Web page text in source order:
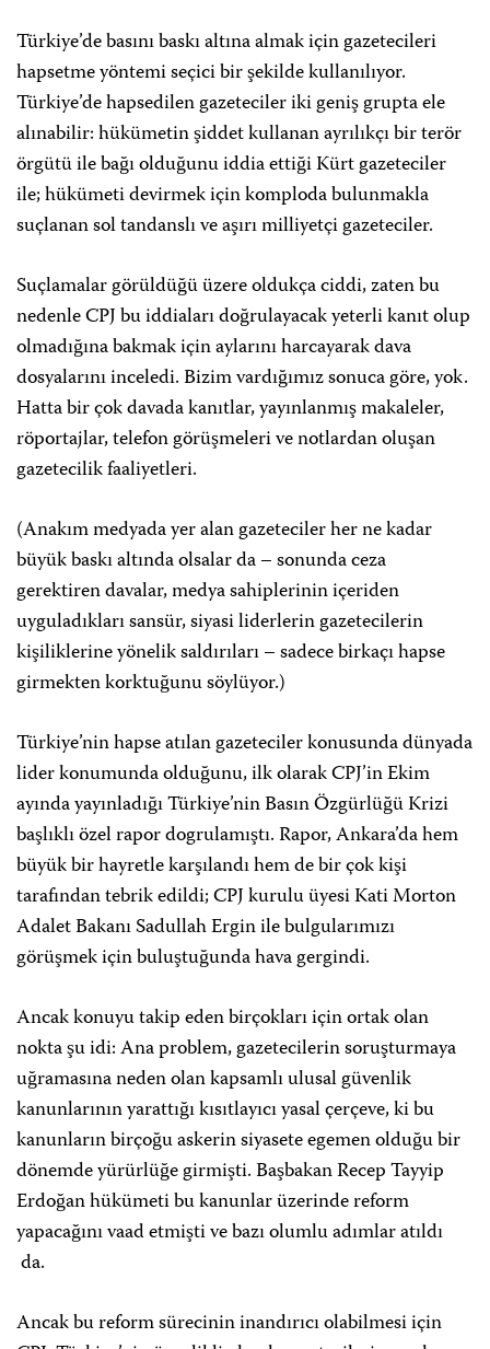
Türkiye’de basını baskı altına almak için gazetecileri
hapsetme yöntemi seçici bir şekilde kullanılıyor.
Türkiye’de hapsedilen gazeteciler iki geniş grupta ele
alınabilir: hükümetin şiddet kullanan ayrılıkçı bir terör
örgütü ile bağı olduğunu iddia ettiği Kürt gazeteciler
ile; hükümeti devirmek için komploda bulunmakla
suçlanan sol tandanslı ve aşırı milliyetçi gazeteciler.
Suçlamalar görüldüğü üzere oldukça ciddi, zaten bu
nedenle CPJ bu iddiaları doğrulayacak yeterli kanıt olup
olmadığına bakmak için aylarını harcayarak dava
dosyalarını inceledi. Bizim vardığımız sonuca göre, yok.
Hatta bir çok davada kanıtlar, yayınlanmış makaleler,
röportajlar, telefon görüşmeleri ve notlardan oluşan
gazetecilik faaliyetleri.
(Anakım medyada yer alan gazeteciler her ne kadar
büyük baskı altında olsalar da – sonunda ceza
gerektiren davalar, medya sahiplerinin içeriden
uyguladıkları sansür, siyasi liderlerin gazetecilerin
kişiliklerine yönelik saldırıları – sadece birkaçı hapse
girmekten korktuğunu söylüyor.)
Türkiye’nin hapse atılan gazeteciler konusunda dünyada
lider konumunda olduğunu, ilk olarak CPJ’in Ekim
ayında yayınladığı Türkiye’nin Basın Özgürlüğü Krizi
başlıklı özel rapor dogrulamıştı. Rapor, Ankara’da hem
büyük bir hayretle karşılandı hem de bir çok kişi
tarafından tebrik edildi; CPJ kurulu üyesi Kati Morton
Adalet Bakanı Sadullah Ergin ile bulgularımızı
görüşmek için buluştuğunda hava gergindi.
Ancak konuyu takip eden birçokları için ortak olan
nokta şu idi: Ana problem, gazetecilerin soruşturmaya
uğramasına neden olan kapsamlı ulusal güvenlik
kanunlarının yarattığı kısıtlayıcı yasal çerçeve, ki bu
kanunların birçoğu askerin siyasete egemen olduğu bir
dönemde yürürlüğe girmişti. Başbakan Recep Tayyip
Erdoğan hükümeti bu kanunlar üzerinde reform
yapacağını vaad etmişti ve bazı olumlu adımlar atıldı
da.
Ancak bu reform sürecinin inandırıcı olabilmesi için